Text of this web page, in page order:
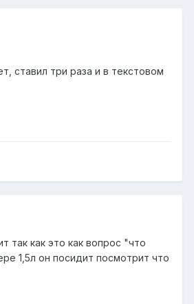
ставил три раза и в текстовом
так как это как вопрос "что
1,5л он посидит посмотрит что